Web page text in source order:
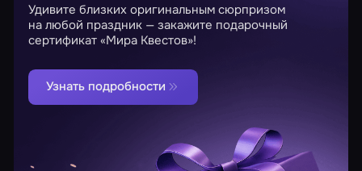
Удивите близких оригинальным сюрпризом
на любой праздник — закажите подарочный
сертификат «Мира Квестов»!
Узнать подробности